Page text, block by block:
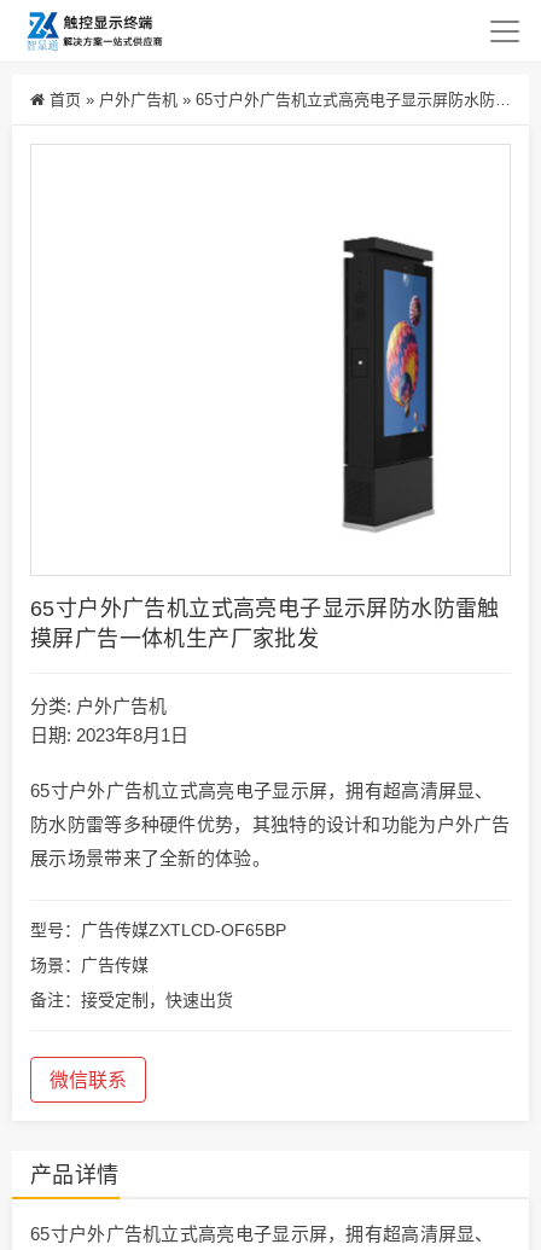
首页 » 户外广告机 » 65寸户外广告机立式高亮电子显示屏防水防雷触摸屏广告一体机生产厂家批发
65寸户外广告机立式高亮电子显示屏防水防雷触
摸屏广告一体机生产厂家批发
分类: 户外广告机
日期: 2023年8月1日
65寸户外广告机立式高亮电子显示屏，拥有超高清屏显、
防水防雷等多种硬件优势，其独特的设计和功能为户外广告
展示场景带来了全新的体验。
型号：广告传媒ZXTLCD-OF65BP
场景：广告传媒
备注：接受定制，快速出货
微信联系
产品详情
65寸户外广告机立式高亮电子显示屏，拥有超高清屏显、